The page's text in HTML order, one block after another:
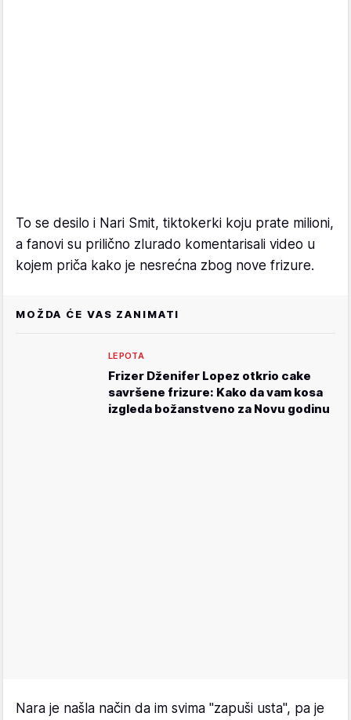
To se desilo i Nari Smit, tiktokerki koju prate milioni,
a fanovi su prilično zlurado komentarisali video u
kojem priča kako je nesrećna zbog nove frizure.
MOŽDA ĆE VAS ZANIMATI
LEPOTA
Frizer Dženifer Lopez otkrio cake
savršene frizure: Kako da vam kosa
izgleda božanstveno za Novu godinu
Nara je našla način da im svima "zapuši usta", pa je